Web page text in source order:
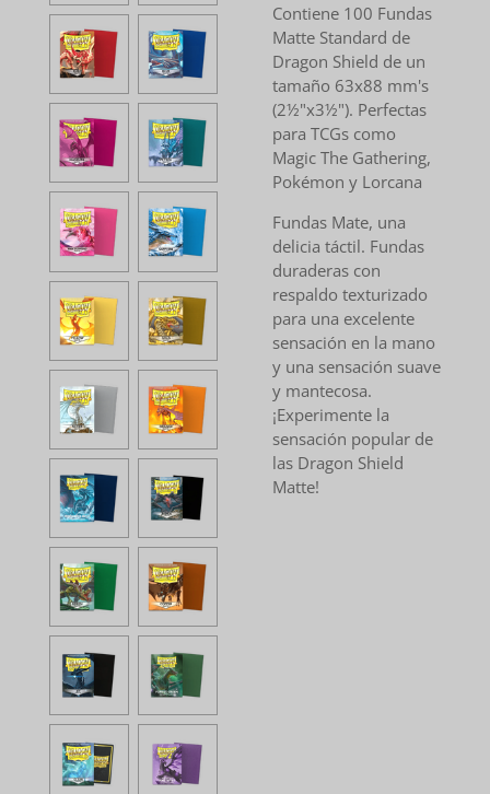
Contiene 100 Fundas
Matte Standard de
Dragon Shield de un
tamaño 63x88 mm's
(2½"x3½"). Perfectas
para TCGs como
Magic The Gathering,
Pokémon y Lorcana
Fundas Mate, una
delicia táctil. Fundas
duraderas con
respaldo texturizado
para una excelente
sensación en la mano
y una sensación suave
y mantecosa.
¡Experimente la
sensación popular de
las Dragon Shield
Matte!